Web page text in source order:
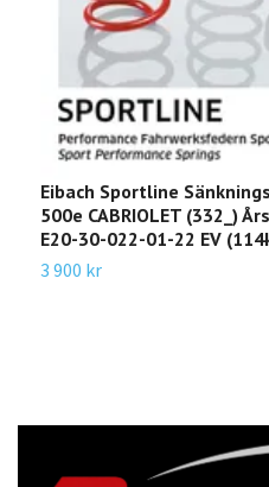
Eibach Sportline
500e CABRIOLET (332_)
E20-30-022-01-22 EV
3 900 kr